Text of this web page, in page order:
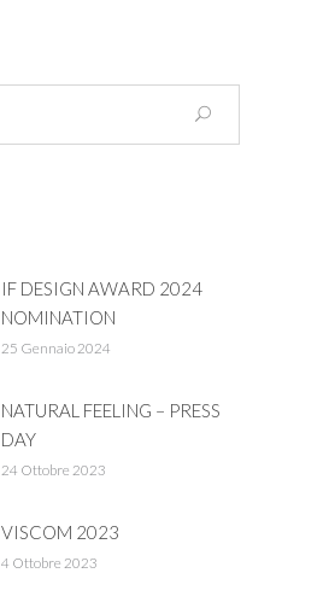
IF DESIGN AWARD 2024
NOMINATION
25 Gennaio 2024
NATURAL FEELING – PRESS
DAY
24 Ottobre 2023
VISCOM 2023
4 Ottobre 2023